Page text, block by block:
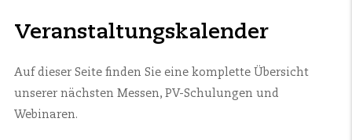
Veranstaltungskalender
Auf dieser Seite finden Sie eine komplette Übersicht
unserer nächsten Messen, PV-Schulungen und
Webinaren.